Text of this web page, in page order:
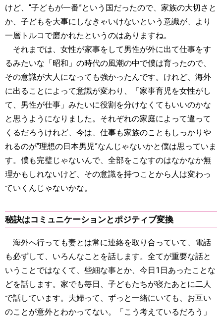
けど、“子どもが一番”という国だったので、家族の大切さと
か、子どもを大事にしなきゃいけないという意識が、より
一層トルコで磨かれたというのはありますね。
それまでは、女性が家事をして男性が外に出て仕事をす
るみたいな「昭和」の時代の風潮の中で僕は育ったので、
その意識が大人になっても強かったんです。けれど、海外
に出ることによって意識が変わり、「家事育児を女性がし
て、男性が仕事」みたいに役割を分けなくてもいいのかな
と思うようになりました。それぞれの家庭によって違って
くるだろうけれど、今は、仕事も家族のこともしっかりや
れるのが“理想の日本男児”なんじゃないかと僕は思っていま
す。僕も完璧じゃないんで、全部をこなすのはなかなか無
理かもしれないけど、その意識を持つことから人は変わっ
ていくんじゃないかな。
秘訣はコミュニケーションとポジティブ変換
海外へ行っても妻とは常に連絡を取り合っていて、電話
も必ずして、いろんなことを話します。全てが重要な話と
いうことではなくて、些細な事とか、今日1日あったことな
どを話します。家でも毎日、子どもたちが寝たあとに二人
で話しています。夫婦って、ずっと一緒にいても、お互い
のことが意外とわかってない。「こう考えているだろう」